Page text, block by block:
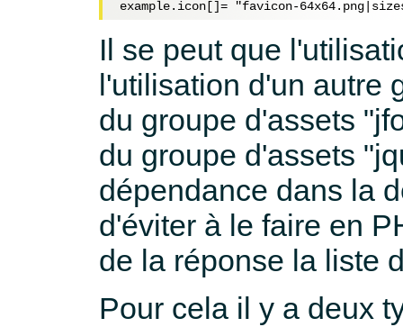
Il se peut que
l'utilisation d'un autre
du groupe d'assets
du groupe d'assets
dépendance dans la
d'éviter à le faire en
de la réponse la liste
Pour cela il y a deux